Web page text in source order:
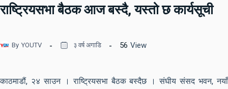
राष्ट्रियसभा बैठक आज बस्दै, यस्तो छ कार्यसूची
By YOUTV ३ वर्ष अगाडि 56 View
काठमाडौं, २४ साउन । राष्ट्रियसभा बैठक बस्दैछ । संघीय संसद भवन, नयाँ